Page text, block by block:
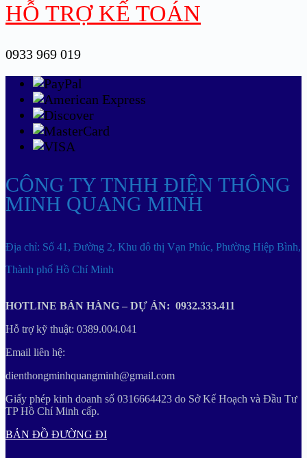
HỖ TRỢ KẾ TOÁN
0933 969 019
CÔNG TY TNHH ĐIỆN THÔNG
MINH QUANG MINH
Địa chỉ: Số 41, Đường 2, Khu đô thị Vạn Phúc, Phường Hiệp Bình,
Thành phố Hồ Chí Minh
HOTLINE BÁN HÀNG – DỰ ÁN: 0932.333.411
Hỗ trợ kỹ thuật: 0389.004.041
Email liên hệ:
dienthongminhquangminh@gmail.com
Giấy phép kinh doanh số 0316664423 do Sở Kế Hoạch và Đầu Tư
TP Hồ Chí Minh cấp.
BẢN ĐỒ ĐƯỜNG ĐI